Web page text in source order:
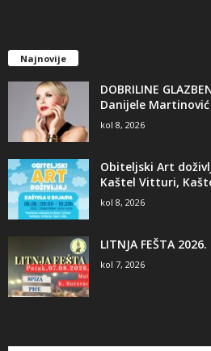
Najnovije
DOBRILINE
Danijele
kol 8, 2026
Obiteljski Art
Kaštel Vitturi,
kol 8, 2026
LITNJA FEŠTA
kol 7, 2026